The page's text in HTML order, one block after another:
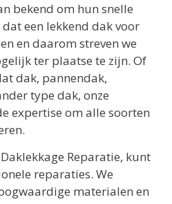
bekend om hun snelle
een lekkend dak voor
en daarom streven we
ter plaatse te zijn. Of
dak, pannendak,
type dak, onze
expertise om alle soorten
Reparatie, kunt
reparaties. We
materialen en